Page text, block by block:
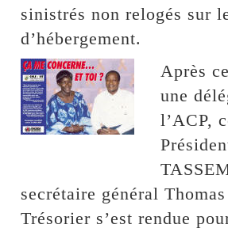
sinistrés non relogés sur
d’hébergement.
Après
une
l’ACP,
secrétaire général
Trésorier s’est rendue